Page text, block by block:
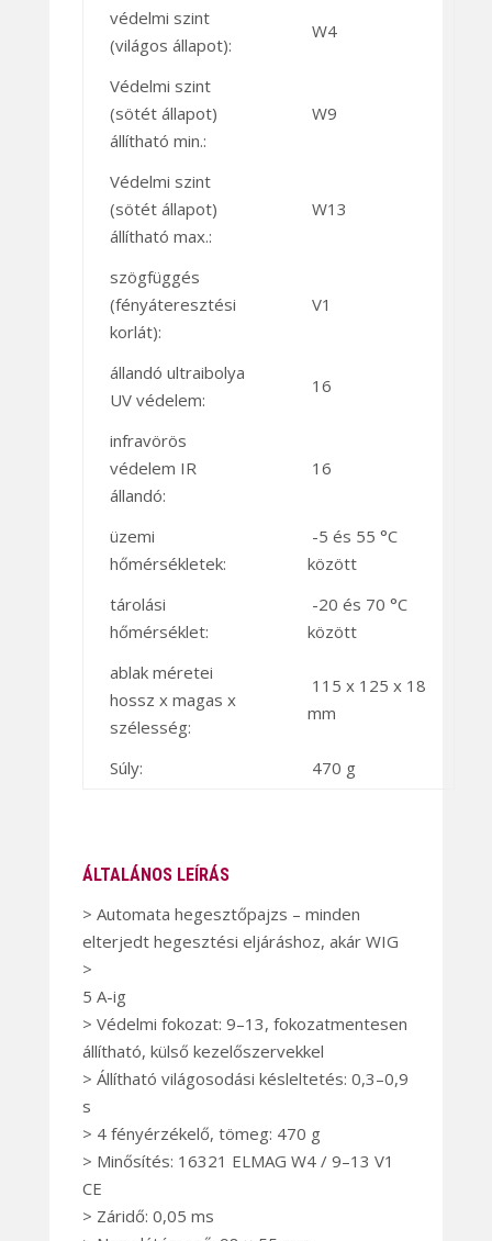
védelmi szint
(világos állapot):
W4
Védelmi szint
(sötét állapot)
állítható min.:
W9
Védelmi szint
(sötét állapot)
állítható max.:
W13
szögfüggés
(fényáteresztési
korlát):
V1
állandó ultraibolya
UV védelem:
16
infravörös
védelem IR
állandó:
16
üzemi
hőmérsékletek:
-5 és 55 °C
között
tárolási
hőmérséklet:
-20 és 70 °C
között
ablak méretei
hossz x magas x
szélesség:
115 x 125 x 18
mm
Súly: 470 g
ÁLTALÁNOS LEÍRÁS
> Automata hegesztőpajzs – minden
elterjedt hegesztési eljáráshoz, akár WIG
>
5 A-ig
> Védelmi fokozat: 9–13, fokozatmentesen
állítható, külső kezelőszervekkel
> Állítható világosodási késleltetés: 0,3–0,9
s
> 4 fényérzékelő, tömeg: 470 g
> Minősítés: 16321 ELMAG W4 / 9–13 V1
CE
> Záridő: 0,05 ms